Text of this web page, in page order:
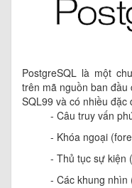
PostgreSQL là một
trên mã nguồn ban đầu
SQL99 và có nhiều đặc
- Câu truy vấn
- Khóa ngoại
- Thủ tục sự kiện
- Các khung nhìn